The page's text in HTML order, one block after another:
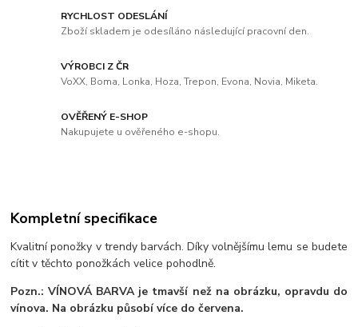
RYCHLOST ODESLÁNÍ
Zboží skladem je odesíláno následující pracovní den.
VÝROBCI Z ČR
VoXX, Boma, Lonka, Hoza, Trepon, Evona, Novia, Miketa.
OVĚŘENÝ E-SHOP
Nakupujete u ověřeného e-shopu.
Kompletní specifikace
Kvalitní ponožky v trendy barvách. Díky volnějšímu lemu se budete
cítit v těchto ponožkách velice pohodlně.
Pozn.: VÍNOVÁ BARVAje tmavší než na obrázku, opravdu do
vínova. Na obrázku působí více do červena.